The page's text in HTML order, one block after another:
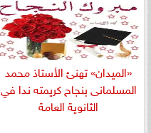
«الميدان» تهنئ الأستاذ محمد
المسلمانى بنجاح كريمته ندا في
الثانوية العامة